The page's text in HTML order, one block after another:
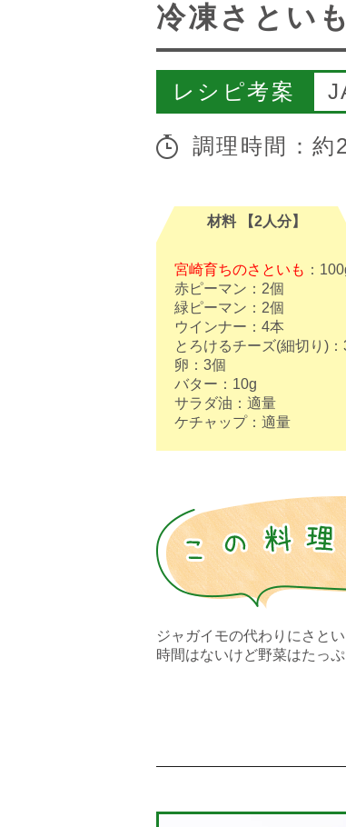
冷凍さとい
レシピ考案
調理時間：約
材料 【2人分】
宮崎育ちのさといも ：
赤ピーマン：2個
緑ピーマン：2個
ウインナー：4本
とろけるチーズ(細切り)：
卵：3個
バター：10g
サラダ油：適量
ケチャップ：適量
ジャガイモの代わりにさと
時間はないけど野菜はたっ